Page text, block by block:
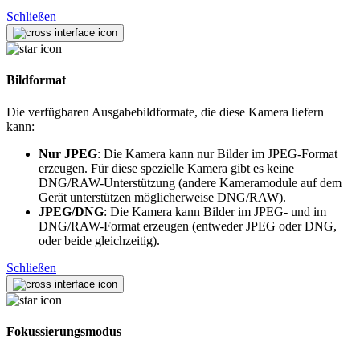
Schließen
Bildformat
Die verfügbaren Ausgabebildformate, die diese Kamera liefern
kann:
Nur JPEG: Die Kamera kann nur Bilder im JPEG-Format
erzeugen. Für diese spezielle Kamera gibt es keine
DNG/RAW-Unterstützung (andere Kameramodule auf dem
Gerät unterstützen möglicherweise DNG/RAW).
JPEG/DNG: Die Kamera kann Bilder im JPEG- und im
DNG/RAW-Format erzeugen (entweder JPEG oder DNG,
oder beide gleichzeitig).
Schließen
Fokussierungsmodus